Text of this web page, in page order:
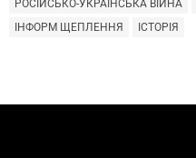
РОСІЙСЬКО-УКРАЇНСЬКА ВІЙНА
ІНФОРМ ЩЕПЛЕННЯ
ІСТОРІЯ